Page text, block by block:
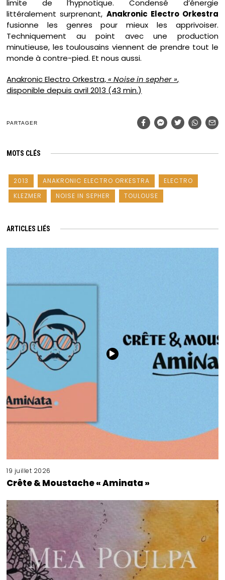
limite de l’hypnotique. Condensé d’énergie
littéralement surprenant, Anakronic Electro Orkestra
fusionne les genres pour mieux les apprivoiser.
Techniquement au point avec une production
minutieuse, les toulousains viennent de prendre tout le
monde à contre-pied. Et nous aussi.
Anakronic Electro Orkestra,« Noise in sepher »,
disponible depuis avril 2013 (43 min.)
PARTAGER
MOTS CLÉS
2013 ANAKRONIC ELECTRO ORKESTRA
ELECTRO
KLEZMER
NOISE IN SEPHER TOULOUSE
ARTICLES LIÉS
19 juillet 2026
Crête & Moustache « Aminata »